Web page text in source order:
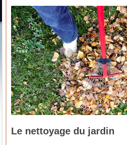
Le nettoyage du jardin